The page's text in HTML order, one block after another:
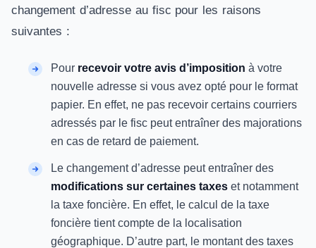
changement d’adresse au fisc pour les raisons
suivantes :
Pour recevoir votre avis d’imposition à votre
nouvelle adresse si vous avez opté pour le format
papier. En effet, ne pas recevoir certains courriers
adressés par le fisc peut entraîner des majorations
en cas de retard de paiement.
Le changement d’adresse peut entraîner des
modifications sur certaines taxes et notamment
la taxe foncière. En effet, le calcul de la taxe
foncière tient compte de la localisation
géographique. D’autre part, le montant des taxes